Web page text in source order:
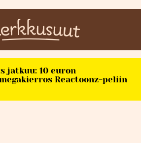
jatkuu: 10 euron
Reactoonz-peliin